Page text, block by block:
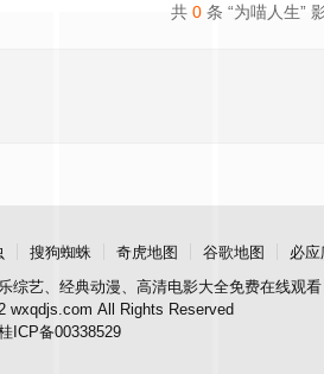
共 0 条 “为喵人生”
搜狗蜘蛛 奇虎地图 谷歌地图
必应
综艺、经典动漫、高清电影大全免费在线观看
wxqdjs.com All Rights Reserved
ICP备00338529